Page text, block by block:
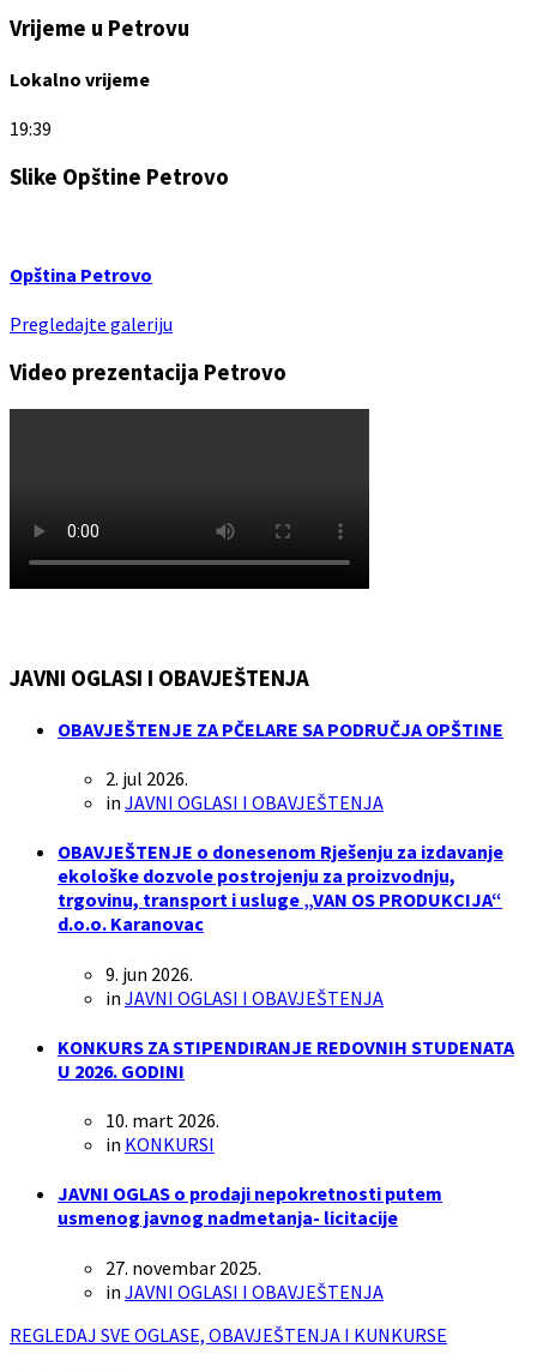
Vrijeme u Petrovu
Lokalno vrijeme
19:39
Slike Opštine Petrovo
Opština Petrovo
Pregledajte galeriju
Video prezentacija Petrovo
JAVNI OGLASI I OBAVJEŠTENJA
OBAVJEŠTENJE ZA PČELARE SA PODRUČJA OPŠTINE
2. jul 2026.
in JAVNI OGLASI I OBAVJEŠTENJA
OBAVJEŠTENJE o donesenom Rješenju za izdavanje
ekološke dozvole postrojenju za proizvodnju,
trgovinu, transport i usluge „VAN OS PRODUKCIJA“
d.o.o. Karanovac
9. jun 2026.
in JAVNI OGLASI I OBAVJEŠTENJA
KONKURS ZA STIPENDIRANJE REDOVNIH STUDENATA
U 2026. GODINI
10. mart 2026.
in KONKURSI
JAVNI OGLAS o prodaji nepokretnosti putem
usmenog javnog nadmetanja- licitacije
27. novembar 2025.
in JAVNI OGLASI I OBAVJEŠTENJA
REGLEDAJ SVE OGLASE, OBAVJEŠTENJA I KUNKURSE